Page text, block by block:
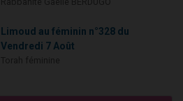
Limoud au féminin n°328 du
Vendredi 7 Août